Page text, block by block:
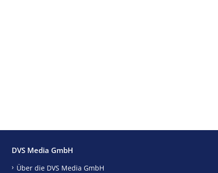
DVS Media GmbH
Über die DVS Media GmbH